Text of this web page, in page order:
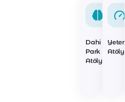
Dahi
Park
Atölyeleri